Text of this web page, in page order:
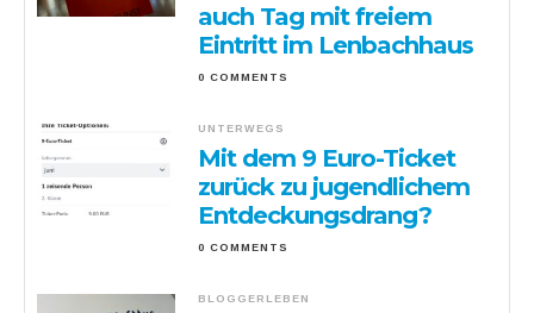
auch Tag mit freiem
Eintritt im Lenbachhaus
0 COMMENTS
UNTERWEGS
Mit dem 9 Euro-Ticket
zurück zu jugendlichem
Entdeckungsdrang?
0 COMMENTS
BLOGGERLEBEN